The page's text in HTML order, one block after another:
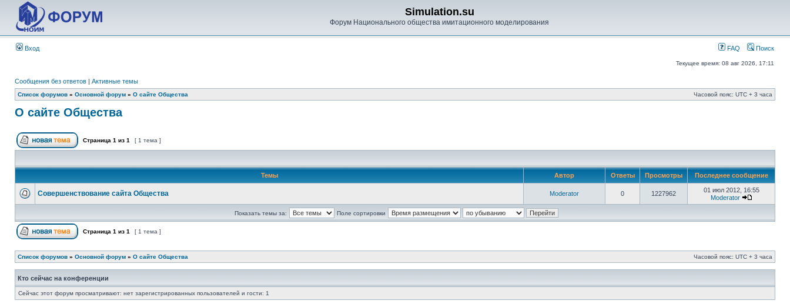
Simulation.su
Форум Национального общества имитационного моделирования
Вход FAQ Поиск
Текущее время: 08 авг 2026, 17:11
Сообщения без ответов | Активные темы
Список форумов » Основной форум » О сайте Общества Часовой пояс: UTC + 3 часа
О сайте Общества
Страница 1 из 1 [ 1 тема ]
Темы Автор Ответы Просмотры Последнее сообщение
Совершенствование сайта Общества Moderator 0 1227962
01 июл 2012, 16:55
Moderator
Показать темы за: Поле сортировки
Страница 1 из 1 [ 1 тема ]
Список форумов » Основной форум » О сайте Общества Часовой пояс: UTC + 3 часа
Кто сейчас на конференции
Сейчас этот форум просматривают: нет зарегистрированных пользователей и гости: 1